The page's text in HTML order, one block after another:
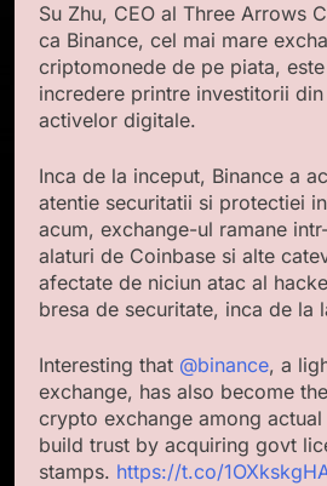
Su Zhu, CEO al Three Arrows
ca Binance, cel mai mare
criptomonede de pe piata,
incredere printre investitorii
activelor digitale.
Inca de la inceput, Binance a
atentie securitatii si protectiei
acum, exchange-ul ramane
alaturi de Coinbase si alte
afectate de niciun atac al
bresa de securitate, inca de la
Interesting that @binance, a
exchange, has also become
crypto exchange among
build trust by acquiring govt
stamps. https://t.co/